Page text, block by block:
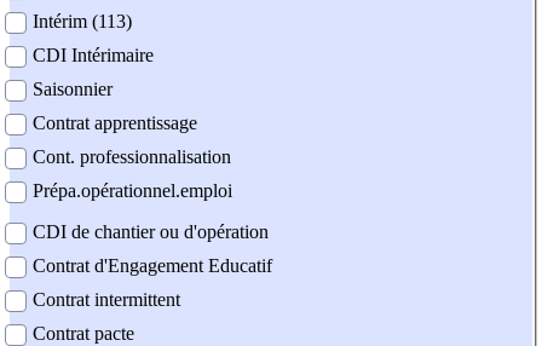
Intérim (113)
CDI Intérimaire
Saisonnier
Contrat apprentissage
Cont. professionnalisation
Prépa.opérationnel.emploi
CDI de chantier ou d'opération
Contrat d'Engagement Educatif
Contrat intermittent
Contrat pacte